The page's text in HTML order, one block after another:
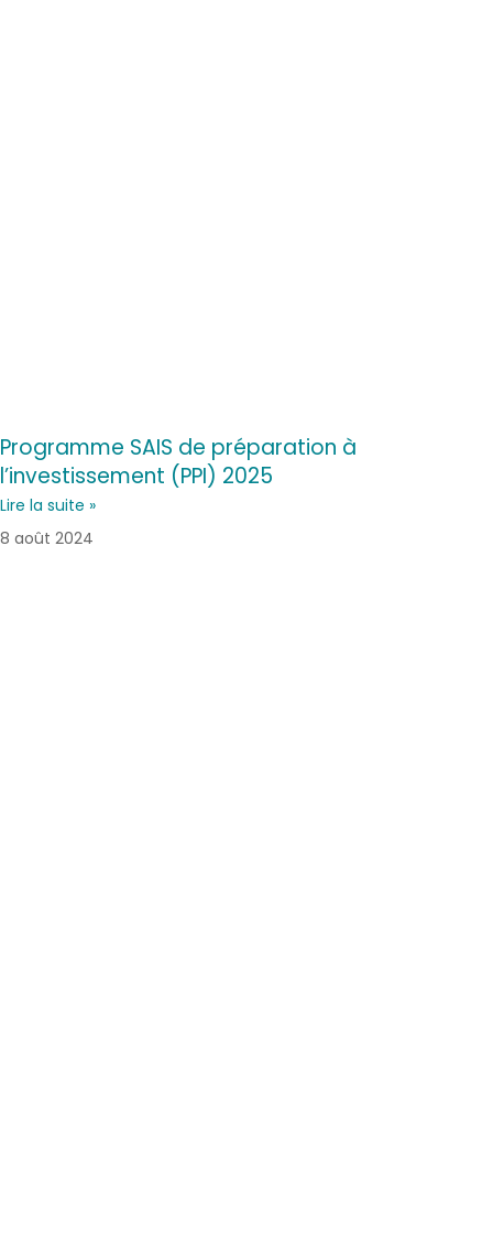
Programme SAIS de préparation à
l’investissement (PPI) 2025
Lire la suite »
8 août 2024